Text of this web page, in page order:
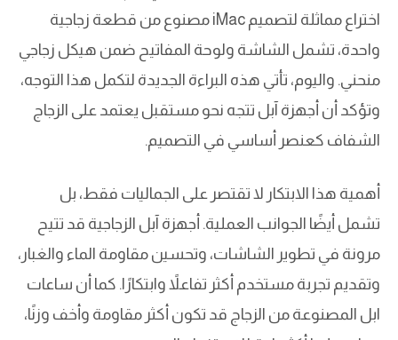
اختراع مماثلة لتصميم iMac مصنوع من قطعة زجاجية
واحدة، تشمل الشاشة ولوحة المفاتيح ضمن هيكل زجاجي
منحني. واليوم، تأتي هذه البراءة الجديدة لتكمل هذا التوجه،
وتؤكد أن أجهزة آبل تتجه نحو مستقبل يعتمد على الزجاج
الشفاف كعنصر أساسي في التصميم.
أهمية هذا الابتكار لا تقتصر على الجماليات فقط، بل
تشمل أيضًا الجوانب العملية. أجهزة آبل الزجاجية قد تتيح
مرونة في تطوير الشاشات، وتحسين مقاومة الماء والغبار،
وتقديم تجربة مستخدم أكثر تفاعلاً وابتكارًا. كما أن ساعات
ابل المصنوعة من الزجاج قد تكون أكثر مقاومة وأخف وزنًا،